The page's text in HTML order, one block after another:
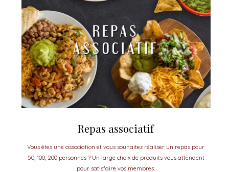
Repas associatif
Vous êtes une association et vous souhaitez réaliser un repas pour
50, 100, 200 personnes ? Un large choix de produits vous attendent
pour satisfaire vos membres.